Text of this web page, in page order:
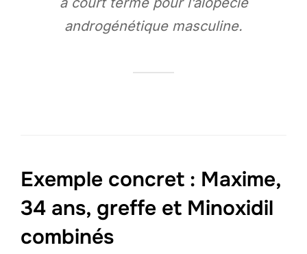
androgénétique masculine.
Exemple concret : Maxime,
34 ans, greffe et Minoxidil
combinés